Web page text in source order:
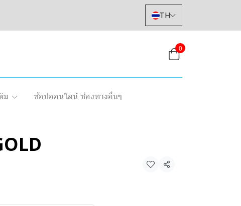
TH
0
ม ช้อปออนไลน์ ช่องทางอื่นๆ
แชร์